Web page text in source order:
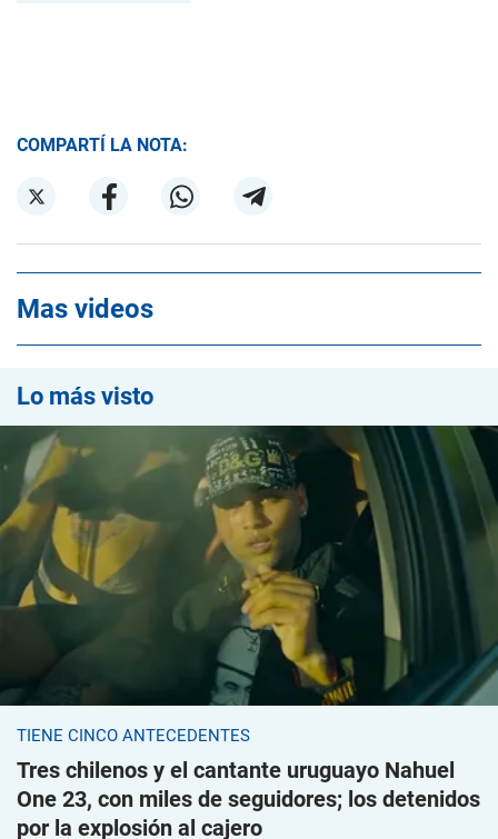
COMPARTÍ LA NOTA:
Mas videos
Lo más visto
TIENE CINCO ANTECEDENTES
Tres chilenos y el cantante uruguayo Nahuel
One 23, con miles de seguidores; los detenidos
por la explosión al cajero